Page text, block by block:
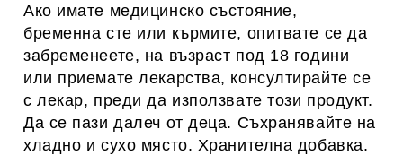
Ако имате медицинско състояние,
бременна сте или кърмите, опитвате се да
забременеете, на възраст под 18 години
или приемате лекарства, консултирайте се
с лекар, преди да използвате този продукт.
Да се пази далеч от деца. Съхранявайте на
хладно и сухо място. Хранителна добавка.